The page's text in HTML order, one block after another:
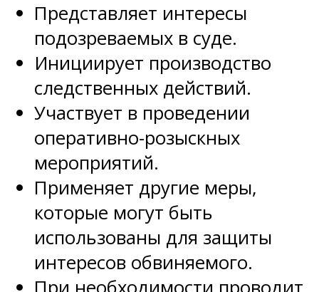
Представляет интересы
подозреваемых в суде.
Инициирует производство
следственных действий.
Участвует в проведении
оперативно-розыскных
мероприятий.
Применяет другие меры,
которые могут быть
использованы для защиты
интересов обвиняемого.